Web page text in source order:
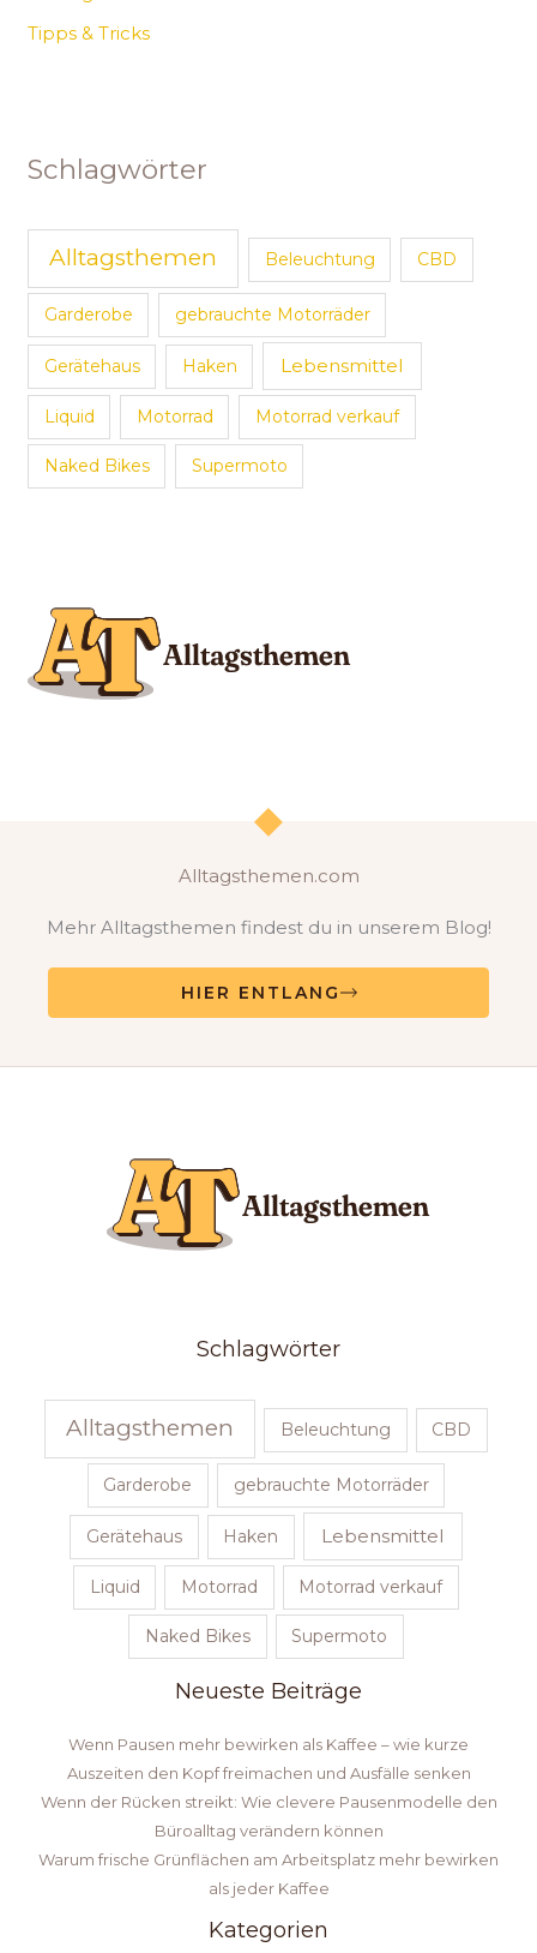
Tipps & Tricks
Schlagwörter
Alltagsthemen Beleuchtung CBD
Garderobe gebrauchte Motorräder
Gerätehaus Haken Lebensmittel
Liquid Motorrad Motorrad verkauf
Naked Bikes Supermoto
Alltagsthemen.com
Mehr Alltagsthemen findest du in unserem Blog!
HIER ENTLANG
Schlagwörter
Alltagsthemen Beleuchtung CBD
Garderobe gebrauchte Motorräder
Gerätehaus Haken Lebensmittel
Liquid Motorrad Motorrad verkauf
Naked Bikes Supermoto
Neueste Beiträge
Wenn Pausen mehr bewirken als Kaffee – wie kurze
Auszeiten den Kopf freimachen und Ausfälle senken
Wenn der Rücken streikt: Wie clevere Pausenmodelle den
Büroalltag verändern können
Warum frische Grünflächen am Arbeitsplatz mehr bewirken
als jeder Kaffee
Kategorien